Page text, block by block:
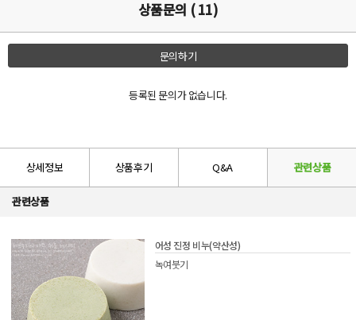
상품문의 ( 11)
문의하기
등록된 문의가 없습니다.
상세정보 상품후기 Q&A 관련상품
관련상품
어성 진정 비누(약산성)
녹여붓기